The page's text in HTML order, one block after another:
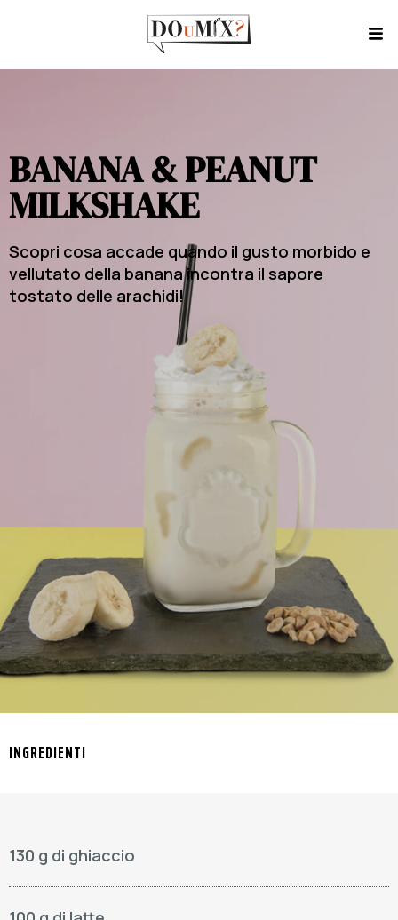
BANANA & PEANUT
MILKSHAKE
Scopri cosa accade quando il gusto morbido e
vellutato della banana incontra il sapore
tostato delle arachidi!
INGREDIENTI
130 g di ghiaccio